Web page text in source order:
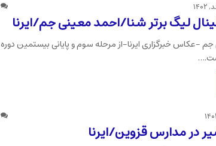
لیگ برتر شنا/احمد معینی جم/ایرنا
-عکاس خبرگزاری ایرنا-از مرحله سوم و پایانی بیستمین دوره
در مدارس قزوین/ایرنا